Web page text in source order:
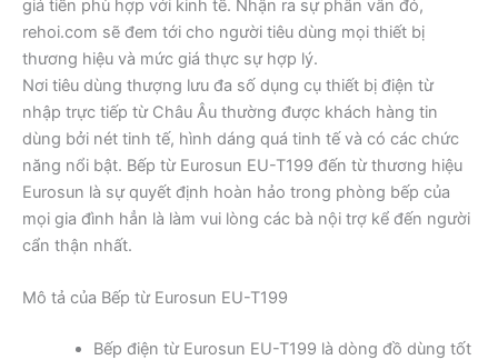
giá tiền phù hợp với kinh tế. Nhận ra sự phân vân đó,
rehoi.com sẽ đem tới cho người tiêu dùng mọi thiết bị
thương hiệu và mức giá thực sự hợp lý.
Nơi tiêu dùng thượng lưu đa số dụng cụ thiết bị điện từ
nhập trực tiếp từ Châu Âu thường được khách hàng tin
dùng bởi nét tinh tế, hình dáng quá tinh tế và có các chức
năng nổi bật. Bếp từ Eurosun EU-T199 đến từ thương hiệu
Eurosun là sự quyết định hoàn hảo trong phòng bếp của
mọi gia đình hẳn là làm vui lòng các bà nội trợ kể đến người
cẩn thận nhất.
Mô tả của Bếp từ Eurosun EU-T199
Bếp điện từ Eurosun EU-T199 là dòng đồ dùng tốt